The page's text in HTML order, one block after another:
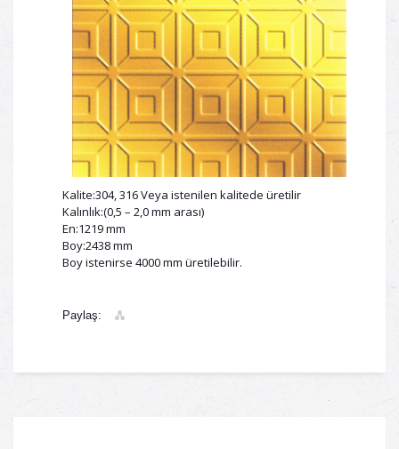
Kalite:304, 316 Veya istenilen kalitede üretilir
Kalınlık:(0,5 – 2,0 mm arası)
En:1219 mm
Boy:2438 mm
Boy istenirse 4000 mm üretilebilir.
Paylaş: